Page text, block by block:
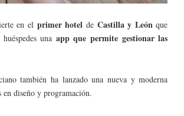
en el primer hotel deCastilla y Leónque
una app que permite gestionar las
también ha lanzado una nueva y moderna
en diseño y programación.